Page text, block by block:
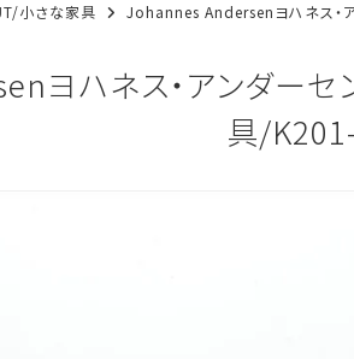
小さな家具 Johannes Andersenヨハネス・
ハネス・アンダーセ
具/